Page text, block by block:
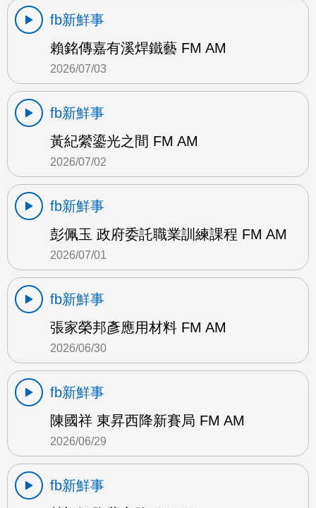
fb新鮮事
賴銘傳嘉有溪焊鐵藝 FM AM
2026/07/03
fb新鮮事
黃紀縈鎏光之間 FM AM
2026/07/02
fb新鮮事
彭佩玉 政府委託職業訓練課程 FM AM
2026/07/01
fb新鮮事
張家榮邦彥應用材料 FM AM
2026/06/30
fb新鮮事
陳國祥 東昇西降新賽局 FM AM
2026/06/29
fb新鮮事